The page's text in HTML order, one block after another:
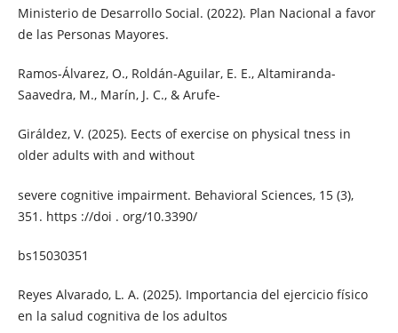
Ministerio de Desarrollo Social. (2022). Plan Nacional a favor
de las Personas Mayores.
Ramos-Álvarez, O., Roldán-Aguilar, E. E., Altamiranda-
Saavedra, M., Marín, J. C., & Arufe-
Giráldez, V. (2025). Eects of exercise on physical tness in
older adults with and without
severe cognitive impairment. Behavioral Sciences, 15 (3),
351. https ://doi . org/10.3390/
bs15030351
Reyes Alvarado, L. A. (2025). Importancia del ejercicio físico
en la salud cognitiva de los adultos